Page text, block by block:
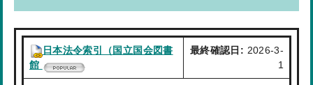
日本法令索引（国立国会図書
館
最終確認日: 2026-3-
1